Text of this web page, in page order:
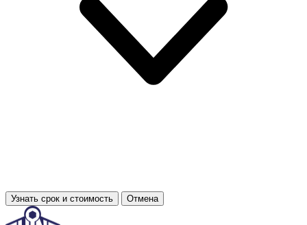
Узнать срок и стоимость Отмена